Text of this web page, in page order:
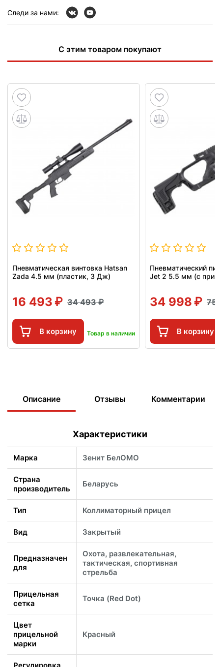
Следи за нами:
С этим товаром покупают
Пневматическая винтовка Hatsan
Zada 4.5 мм (пластик, 3 Дж)
16 493 34 493
В корзину Товар в наличии
Пневматический
Jet 2 5.5 мм (с
34 998 75
В корзину
Описание Отзывы Комментарии
Характеристики
Марка Зенит БелОМО
Страна
производитель
Беларусь
Тип Коллиматорный прицел
Вид Закрытый
Предназначен
для
Охота, развлекательная,
тактическая, спортивная
стрельба
Прицельная
сетка
Точка (Red Dot)
Цвет
прицельной
марки
Красный